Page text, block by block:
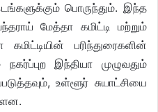
பொருந்தும். இந்த
மேத்தா கமிட்டி மற்றும்
பரிந்துரைகளின்
இந்தியா முழுவதும்
உள்ளூர் சுயாட்சியை